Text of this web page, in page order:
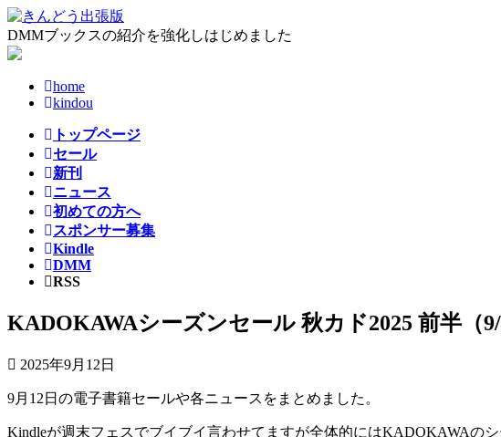
コ
ン
テ
ナ
ビ
ゲ
DMMブックスの紹介を強化しはじめました
home
kindou
トップページ
セール
新刊
ニュース
初めての方へ
スポンサー募集
Kindle
DMM
RSS
KADOKAWAシーズンセール 秋カド2025 前半（9/
2025年9月12日
9月12日の電子書籍セールや各ニュースをまとめました。
Kindleが週末フェスでブイブイ言わせてますが全体的にはKADOKAWAの